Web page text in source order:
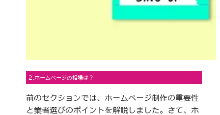
2.ホームページの相場は？
前のセクションでは、ホームページ制作の重要性
と業者選びのポイントを解説しました。さて、ホ